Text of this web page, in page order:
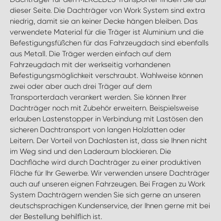
dieser Seite. Die Dachträger von Work System sind extra
niedrig, damit sie an keiner Decke hängen bleiben. Das
verwendete Material für die Träger ist Aluminium und die
Befestigungsfüßchen für das Fahrzeugdach sind ebenfalls
aus Metall. Die Träger werden einfach auf dem
Fahrzeugdach mit der werkseitig vorhandenen
Befestigungsmöglichkeit verschraubt. Wahlweise können
zwei oder aber auch drei Träger auf dem
Transporterdach verankert werden. Sie können Ihrer
Dachträger noch mit Zubehör erweitern. Beispielsweise
erlauben Lastenstopper in Verbindung mit Lastösen den
sicheren Dachtransport von langen Holzlatten oder
Leitern. Der Vorteil von Dachlasten ist, dass sie Ihnen nicht
im Weg sind und den Laderaum blockieren. Die
Dachfläche wird durch Dachträger zu einer produktiven
Fläche für Ihr Gewerbe. Wir verwenden unsere Dachträger
auch auf unseren eignen Fahrzeugen. Bei Fragen zu Work
System Dachträgern wenden Sie sich gerne an unseren
deutschsprachigen Kundenservice, der Ihnen gerne mit bei
der Bestellung behilflich ist.